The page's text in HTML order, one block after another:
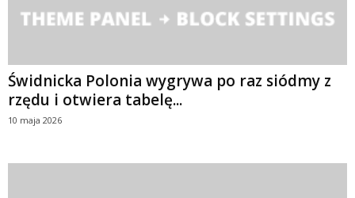
Świdnicka Polonia wygrywa po raz siódmy z
rzędu i otwiera tabelę...
10 maja 2026